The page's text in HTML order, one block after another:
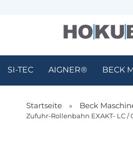
SI-TEC AIGNER® BECK
Startseite » Beck
Zufuhr-Rollenbahn EXAKT- LC /